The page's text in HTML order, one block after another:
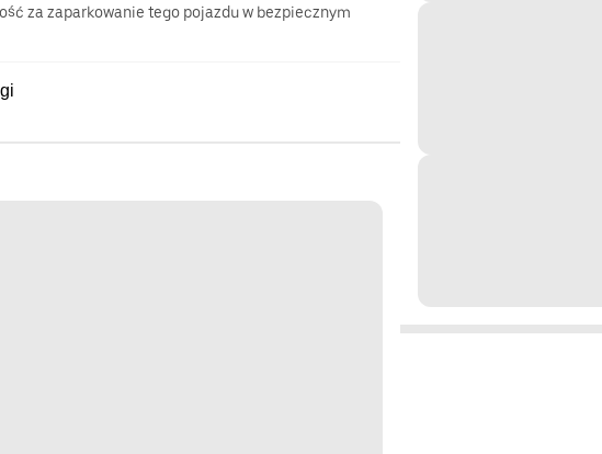
za zaparkowanie tego pojazdu w bezpiecznym